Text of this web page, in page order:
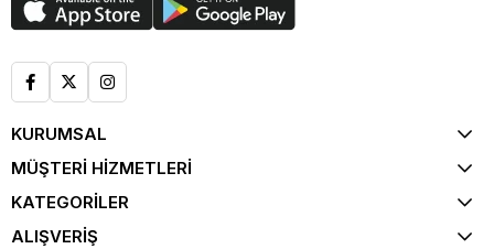
KURUMSAL
MÜŞTERİ HİZMETLERİ
KATEGORİLER
ALIŞVERİŞ